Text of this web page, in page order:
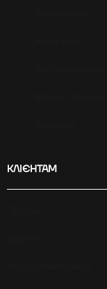
КЛІЄНТАМ